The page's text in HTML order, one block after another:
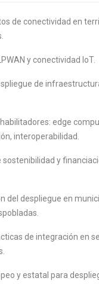
de conectividad en
y conectividad IoT.
de
edge
interoperabilidad.
sostenibilidad y
del despliegue en
de integración en
y estatal para